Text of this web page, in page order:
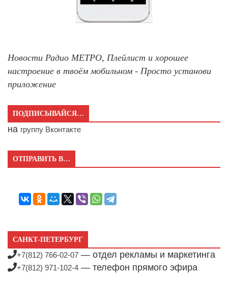
Новости Радио МЕТРО, Плейлист и хорошее
настроение в твоём мобильном - Просто установи
приложение
ПОДПИСЫВАЙСЯ…
на группу Вконтакте
ОТПРАВИТЬ В…
САНКТ-ПЕТЕРБУРГ
+7(812) 766-02-07 — отдел рекламы и маркетинга
+7(812) 971-102-4 — телефон прямого эфира